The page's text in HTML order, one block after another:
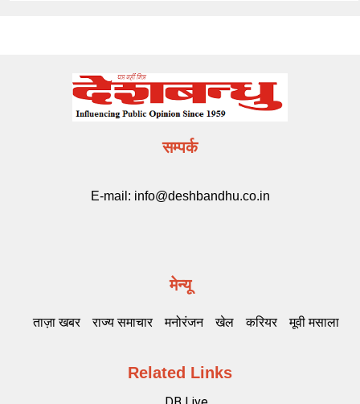
सम्पर्क
E-mail: info@deshbandhu.co.in
मेन्यू
ताज़ा खबर राज्य समाचार मनोरंजन खेल करियर मूवी मसाला
Related Links